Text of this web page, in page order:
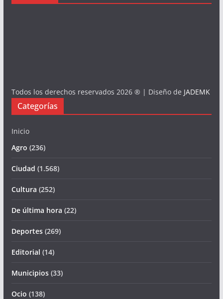
Todos los derechos reservados 2026 ® | Diseño de JADEMK
Categorías
Inicio
Agro (236)
Ciudad (1.568)
Cultura (252)
De última hora (22)
Deportes(269)
Editorial (14)
Municipios(33)
Ocio (138)